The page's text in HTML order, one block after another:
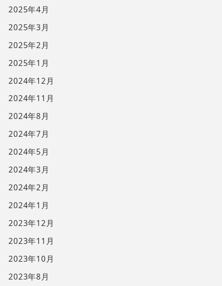
2025年4月
2025年3月
2025年2月
2025年1月
2024年12月
2024年11月
2024年8月
2024年7月
2024年5月
2024年3月
2024年2月
2024年1月
2023年12月
2023年11月
2023年10月
2023年8月